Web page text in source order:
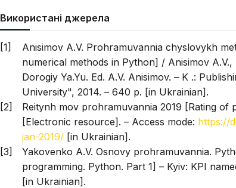
Використані джерела
Anisimov A.V. Prohramuvannia chyslovykh
numerical methods in Python] / Anisimov
Dorogiy Ya.Yu. Ed. A.V. Anisimov. – K .:
University", 2014. – 640 p. [in Ukrainian].
Reitynh mov prohramuvannia 2019 [Rating of
[Electronic resource]. – Access mode: https://
jan-2019/ [in Ukrainian].
Yakovenko A.V. Osnovy prohramuvannia.
programming. Python. Part 1] – Kyiv: KPI
[in Ukrainian].